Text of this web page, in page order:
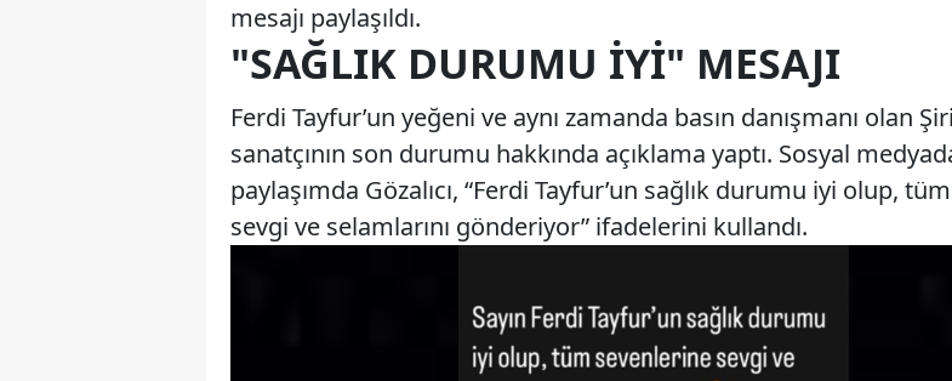
mesajı paylaşıldı.
"SAĞLIK DURUMU İYI" MESAJI
Ferdi Tayfur’un yeğeni ve aynı zamanda basın danışmanı olan
sanatçının son durumu hakkında açıklama yaptı. Sosyal
paylaşımda Gözalıcı, “Ferdi Tayfur’un sağlık durumu iyi olup,
sevgi ve selamlarını gönderiyor” ifadelerini kullandı.